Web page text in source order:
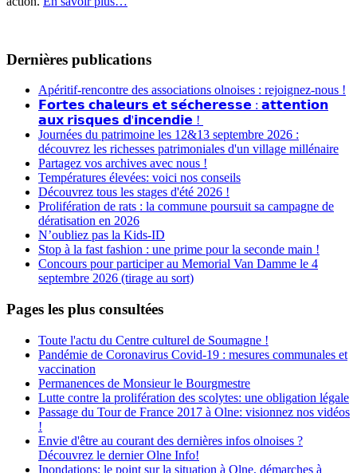
Dernières publications
Apéritif-rencontre des associations olnoises : rejoignez-nous !
𝗙𝗼𝗿𝘁𝗲𝘀 𝗰𝗵𝗮𝗹𝗲𝘂𝗿𝘀 𝗲𝘁 𝘀𝗲́𝗰𝗵𝗲𝗿𝗲𝘀𝘀𝗲 : 𝗮𝘁𝘁𝗲𝗻𝘁𝗶𝗼𝗻
𝗮𝘂𝘅 𝗿𝗶𝘀𝗾𝘂𝗲𝘀 𝗱'𝗶𝗻𝗰𝗲𝗻𝗱𝗶𝗲 !
Journées du patrimoine les 12&13 septembre 2026 :
découvrez les richesses patrimoniales d'un village millénaire
Partagez vos archives avec nous !
Températures élevées: voici nos conseils
Découvrez tous les stages d'été 2026 !
Prolifération de rats : la commune poursuit sa campagne de
dératisation en 2026
N’oubliez pas la Kids-ID
Stop à la fast fashion : une prime pour la seconde main !
Concours pour participer au Memorial Van Damme le 4
septembre 2026 (tirage au sort)
Pages les plus consultées
Toute l'actu du Centre culturel de Soumagne !
Pandémie de Coronavirus Covid-19 : mesures communales et
vaccination
Permanences de Monsieur le Bourgmestre
Lutte contre la prolifération des scolytes: une obligation légale
Passage du Tour de France 2017 à Olne: visionnez nos vidéos
!
Envie d'être au courant des dernières infos olnoises ?
Découvrez le dernier Olne Info!
Inondations: le point sur la situation à Olne, démarches à